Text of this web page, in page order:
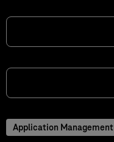
Application Management